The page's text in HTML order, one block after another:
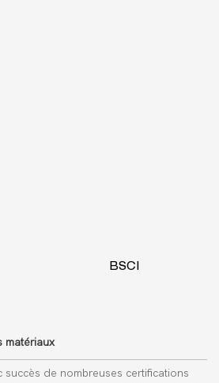
BSCI
matériaux
succès de nombreuses certifications